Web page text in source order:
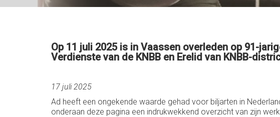
Op 11 juli 2025 is in Vaassen overleden op 91-
Verdienste van de KNBB en Erelid van KNBB-
17 juli 2025
Ad heeft een ongekende waarde gehad voor biljarten in
onderaan deze pagina een indrukwekkend overzicht van zijn